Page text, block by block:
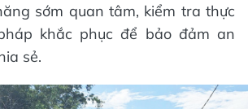
sớm quan tâm, kiểm tra thực
khắc phục để bảo đảm an
sẻ.